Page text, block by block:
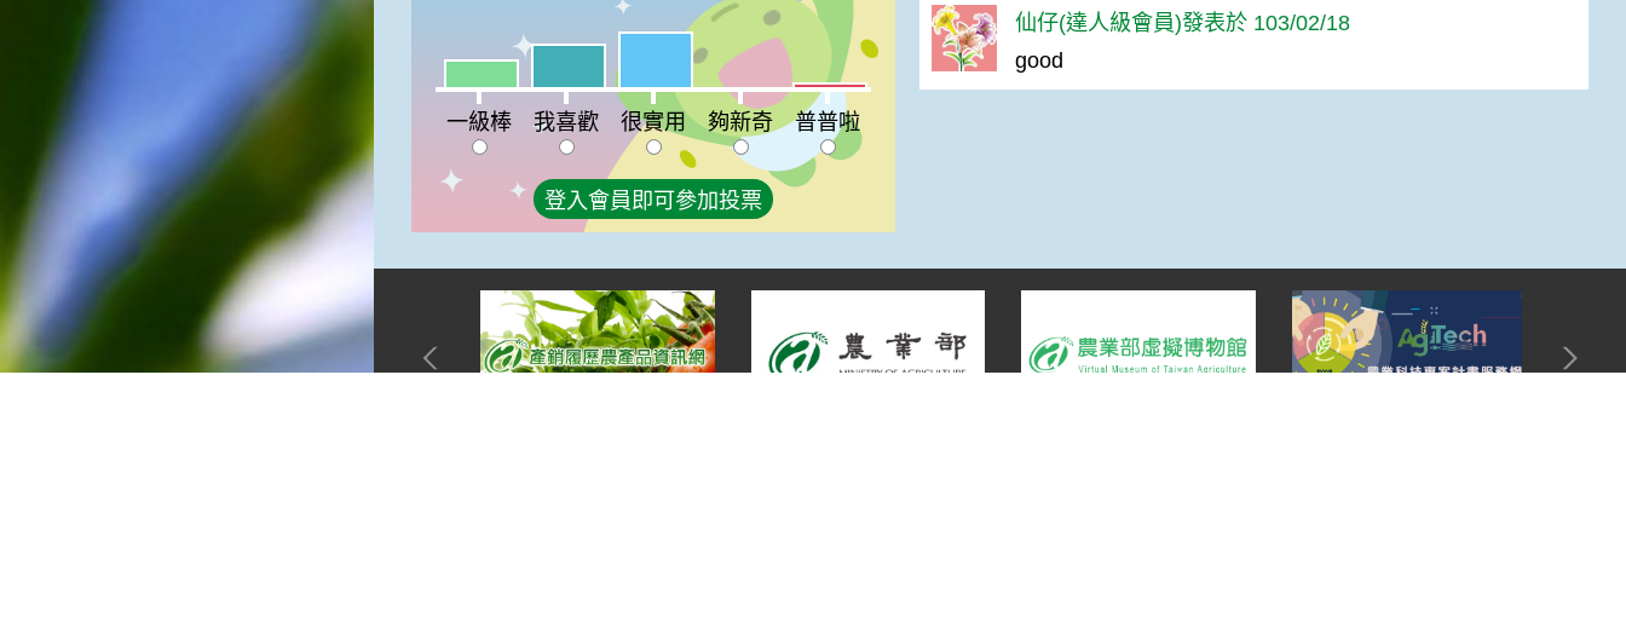
◎節氣俗諺1.「雷打秋，年冬
高地半收，低地水漂流」這句
俗諺的意思是：立秋這一天如
果打雷，對二期水稻的收成會
有不好的影響。所以對農夫而
言，立秋日是十分忌諱打雷的
喔！2.「六月秋，快溜溜；七
月秋，秋後油」這句俗諺的意
思是：根據老一輩人的說法，
如果立秋這一天是在農曆六
月，則漁民的作業期會比較早
結束；如果「立秋日」在七
月，則天氣會持續穩定，今年
的捕魚季節就會比較長，而漁
我喜歡:33%很實用:42%
夠新奇:0%普普啦:4%
一級棒
我喜歡 很實用 夠新奇 普普啦
登入會員即可參加投票
仙仔(達人級會員)發表於 103/02/18
good